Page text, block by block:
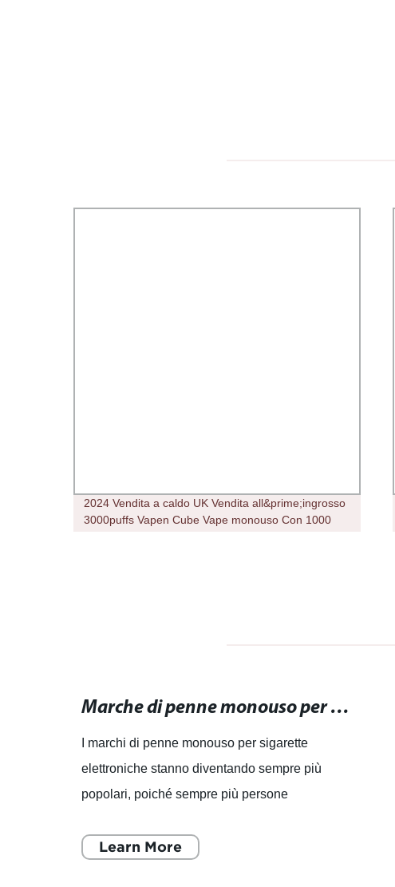
2024 Vendita a caldo UK Vendita all&prime;ingrosso
3000puffs Vapen Cube Vape monouso Con 1000
Marche di penne monouso per sigarette elettroniche: scopri la varietà di opzioni disponibili!
I marchi di penne monouso per sigarette
elettroniche stanno diventando sempre più
popolari, poiché sempre più persone
L'aumento della domanda di penne monou
Learn More